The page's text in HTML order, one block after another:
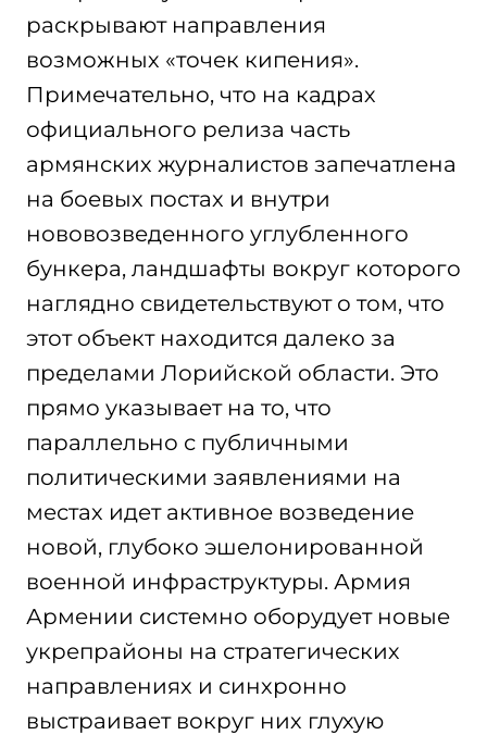
раскрывают направления
возможных «точек кипения».
Примечательно, что на кадрах
официального релиза часть
армянских журналистов запечатлена
на боевых постах и внутри
нововозведенного углубленного
бункера, ландшафты вокруг которого
наглядно свидетельствуют о том, что
этот объект находится далеко за
пределами Лорийской области. Это
прямо указывает на то, что
параллельно с публичными
политическими заявлениями на
местах идет активное возведение
новой, глубоко эшелонированной
военной инфраструктуры. Армия
Армении системно оборудует новые
укрепрайоны на стратегических
направлениях и синхронно
выстраивает вокруг них глухую